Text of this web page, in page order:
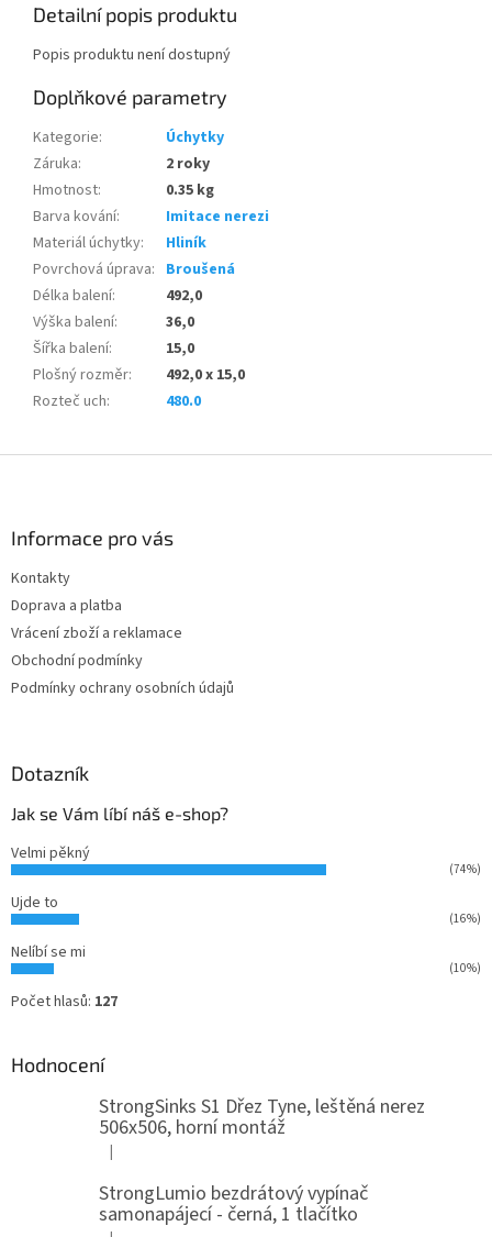
Detailní popis produktu
Popis produktu není dostupný
Doplňkové parametry
Kategorie:
Úchytky
Záruka:
2 roky
Hmotnost:
0.35 kg
Barva kování:
Imitace nerezi
Materiál úchytky:
Hliník
Povrchová úprava: Broušená
Délka balení:
492,0
Výška balení:
36,0
Šířka balení:
15,0
Plošný rozměr:
492,0 x 15,0
Rozteč uch: 480.0
Informace pro vás
Kontakty
Doprava a platba
Vrácení zboží a reklamace
Obchodní podmínky
Podmínky ochrany osobních údajů
Dotazník
Jak se Vám líbí náš e-shop?
Velmi pěkný
(74%)
Ujde to
(16%)
Nelíbí se mi
(10%)
Počet hlasů: 127
Hodnocení
StrongSinks S1 Dřez Tyne, leštěná nerez
506x506, horní montáž
Hodnocení produktu je 5 z 5 hvězdiček.
|
StrongLumio bezdrátový vypínač
samonapájecí - černá, 1 tlačítko